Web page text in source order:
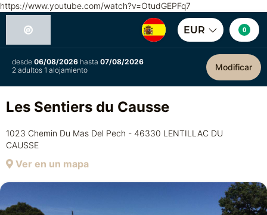
https://www.youtube.com/watch?v=OtudGEPFq7
EUR 0
desde 06/08/2026 hasta 07/08/2026
2 adultos 1 alojamiento
Modificar
Les Sentiers du Causse
1023 Chemin Du Mas Del Pech - 46330 LENTILLAC DU
CAUSSE
Ver en un mapa